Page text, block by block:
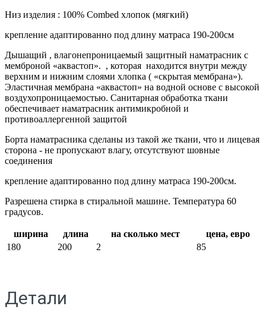
Низ изделия : 100% Combed хлопок (мягкий)
крепление адаптированно под длину матраса 190-200см
Дышащий , влагонепроницаемый защитный наматрасник с
мемброной «аквастоп». , которая находится внутри между
верхним и нижним слоями хлопка ( «скрытая мембрана»).
Эластичная мембрана «аквастоп» на водной основе с высокой
воздухопроницаемостью. Санитарная обработка ткани
обеспечивает наматрасник антимикробной и
противоаллергенной защитой
Борта наматрасника сделаны из такой же ткани, что и лицевая
сторона - не пропускают влагу, отсутствуют шовные
соединения
крепление адаптированно под длину матраса 190-200см.
Разрешена стирка в стиральной машине. Температура 60
градусов.
ширина длина на сколько мест
цена, евро
180
200 2 85
Детали